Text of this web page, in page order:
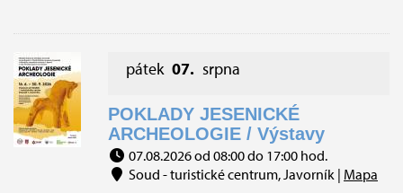
pátek 07. srpna
POKLADY JESENICKÉ
ARCHEOLOGIE / Výstavy
07.08.2026 od 08:00 do 17:00 hod.
Soud - turistické centrum, Javorník | Mapa